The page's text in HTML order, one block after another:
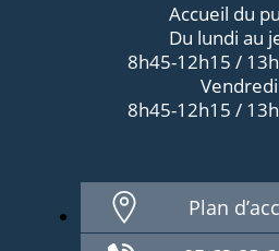
Accueil du
Du lundi au
8h45-12h15 /
8h45-12h15 /
Plan